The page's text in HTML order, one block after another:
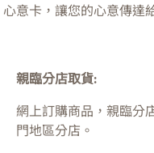
心意卡，讓您的心意傳達
親臨分店取貨:
網上訂購商品，親臨分
門地區分店。